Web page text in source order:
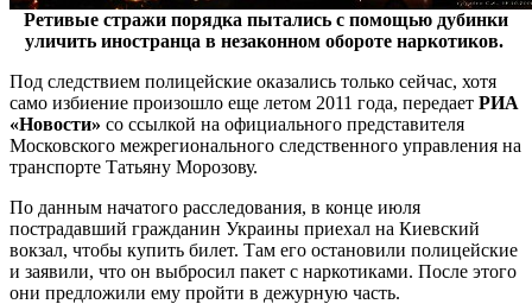
Ретивые стражи порядка пытались с помощью дубинки
уличить иностранца в незаконном обороте наркотиков.
Под следствием полицейские оказались только сейчас, хотя
само избиение произошло еще летом 2011 года, передает РИА
«Новости» со ссылкой на официального представителя
Московского межрегионального следственного управления на
транспорте Татьяну Морозову.
По данным начатого расследования, в конце июля
пострадавший гражданин Украины приехал на Киевский
вокзал, чтобы купить билет. Там его остановили полицейские
и заявили, что он выбросил пакет с наркотиками. После этого
они предложили ему пройти в дежурную часть.